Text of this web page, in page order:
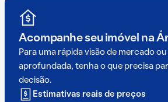
Acompanhe seu imóvel na
Para uma rápida visão de mercado ou
aprofundada, tenha o que precisa
decisão.
Estimativas reais de preços